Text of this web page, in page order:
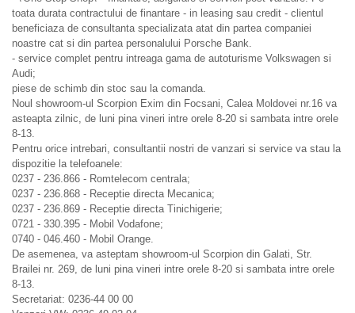
toata durata contractului de finantare - in leasing sau credit - clientul
beneficiaza de consultanta specializata atat din partea companiei
noastre cat si din partea personalului Porsche Bank.
- service complet pentru intreaga gama de autoturisme Volkswagen si
Audi;
piese de schimb din stoc sau la comanda.
Noul showroom-ul Scorpion Exim din Focsani, Calea Moldovei nr.16 va
asteapta zilnic, de luni pina vineri intre orele 8-20 si sambata intre orele
8-13.
Pentru orice intrebari, consultantii nostri de vanzari si service va stau la
dispozitie la telefoanele:
0237 - 236.866 - Romtelecom centrala;
0237 - 236.868 - Receptie directa Mecanica;
0237 - 236.869 - Receptie directa Tinichigerie;
0721 - 330.395 - Mobil Vodafone;
0740 - 046.460 - Mobil Orange.
De asemenea, va asteptam showroom-ul Scorpion din Galati, Str.
Brailei nr. 269, de luni pina vineri intre orele 8-20 si sambata intre orele
8-13.
Secretariat: 0236-44 00 00